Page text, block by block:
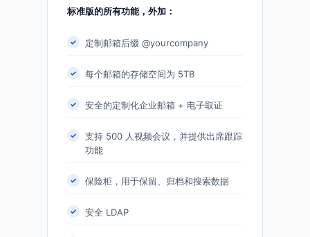
标准版的所有功能，外加：
定制邮箱后缀 @yourcompany
每个邮箱的存储空间为 5TB
安全的定制化企业邮箱 + 电子取证
支持 500 人视频会议，并提供出席跟踪
功能
保险柜，用于保留、归档和搜索数据
安全 LDAP